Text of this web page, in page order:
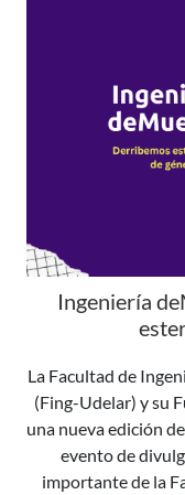
Ingeniería
La Facultad de
(Fing-Udelar) y su
una nueva edición
evento de
importante de la